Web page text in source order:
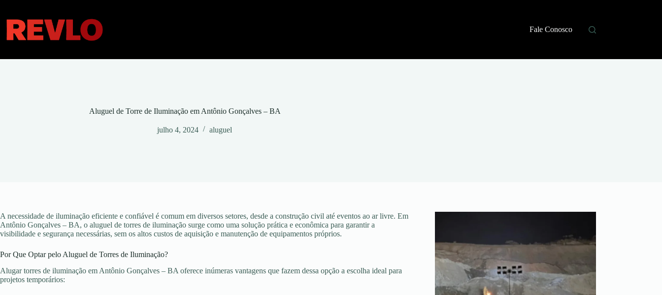
conteúdo
Fale Conosco
Aluguel de Torre de Iluminação em Antônio Gonçalves – BA
julho 4, 2024 aluguel
A necessidade de iluminação eficiente e confiável é comum em diversos setores, desde a construção civil até eventos ao ar livre. Em
Antônio Gonçalves – BA, o aluguel de torres de iluminação surge como uma solução prática e econômica para garantir a
visibilidade e segurança necessárias, sem os altos custos de aquisição e manutenção de equipamentos próprios.
Por Que Optar pelo Aluguel de Torres de Iluminação?
Alugar torres de iluminação em Antônio Gonçalves – BA oferece inúmeras vantagens que fazem dessa opção a escolha ideal para
projetos temporários: